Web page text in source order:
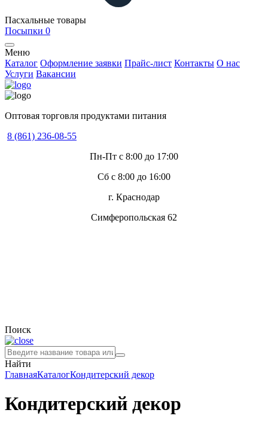
Пасхальные товары
Посыпки 0
Меню
Каталог Оформление заявки Прайс-лист Контакты О нас
Услуги Вакансии
Оптовая торговля продуктами питания
8 (861) 236-08-55
Пн-Пт с 8:00 до 17:00
Сб с 8:00 до 16:00
г. Краснодар
Симферопольская 62
Поиск
Найти
ГлавнаяКаталогКондитерский декор
Кондитерский декор